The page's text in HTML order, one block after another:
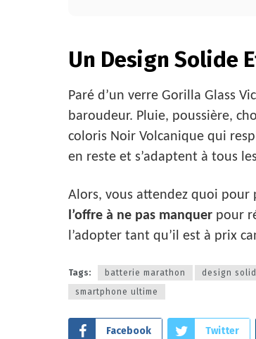
Un Design Solide
Paré d’un verre Gorilla Glass
baroudeur. Pluie, poussière,
coloris Noir Volcanique qui
en reste et s’adaptent à tous
Alors, vous attendez quoi pour
l’offre à ne pas manquer pour
l’adopter tant qu’il est à prix
Tags: batterie marathon design
smartphone ultime
Facebook Twitter